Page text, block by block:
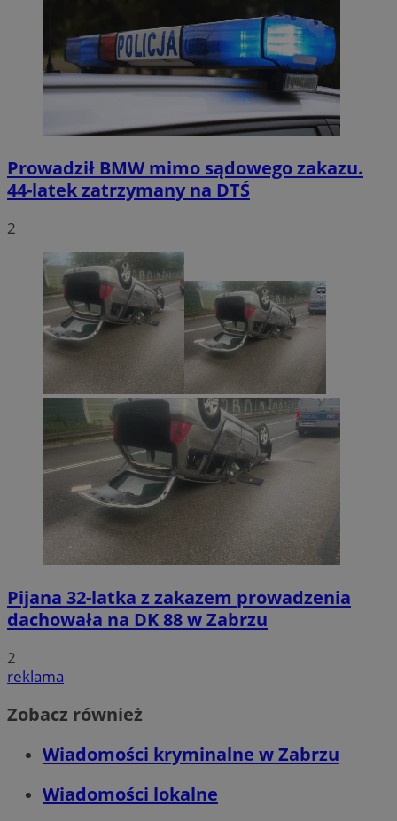
Prowadził BMW mimo sądowego zakazu.
44-latek zatrzymany na DTŚ
2
Pijana 32-latka z zakazem prowadzenia
dachowała na DK 88 w Zabrzu
2
reklama
Zobacz również
Wiadomości kryminalne w Zabrzu
Wiadomości lokalne